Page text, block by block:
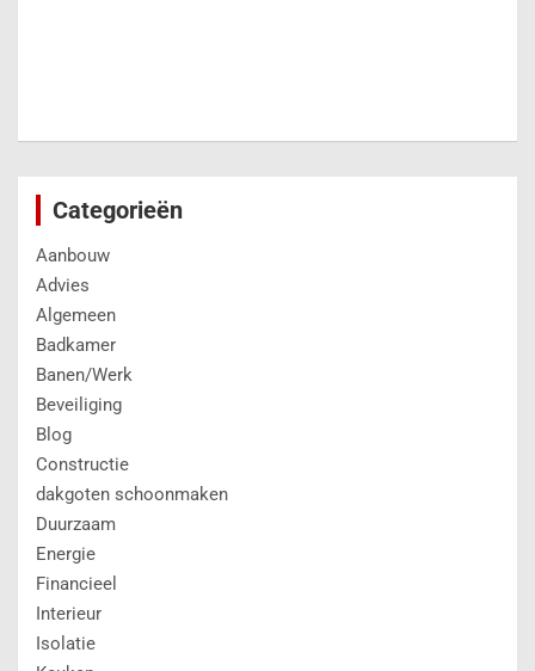
Categorieën
Aanbouw
Advies
Algemeen
Badkamer
Banen/Werk
Beveiliging
Blog
Constructie
dakgoten schoonmaken
Duurzaam
Energie
Financieel
Interieur
Isolatie